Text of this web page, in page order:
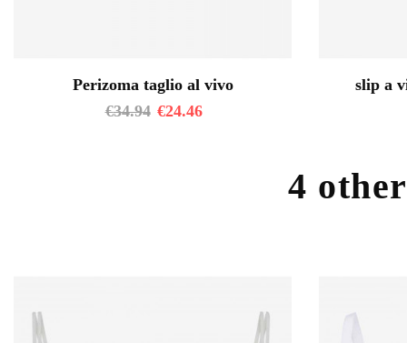
Perizoma taglio al vivo
€34.94 €24.46
slip a
4